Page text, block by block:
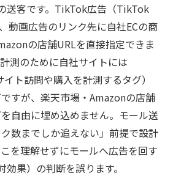
送客です。TikTok広告（TikTok
動画広告のリンク先に自社ECの商
の店舗URLを直接指定できま
測のために自社サイトには
ト訪問や購入を計測するタグ）
すが、楽天市場・Amazonの店舗
自由に埋め込めません。モール送
数までしか追えない」前提で設計
を理解せずにモールへ広告を回す
効果）の判断を誤ります。